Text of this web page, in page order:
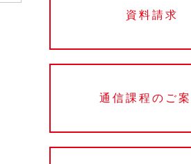
資料請求
通信課程のご